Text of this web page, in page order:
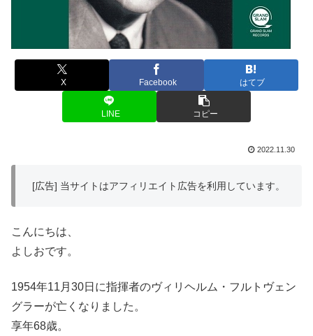
X Facebook はてブ
LINE コピー
2022.11.30
[広告] 当サイトはアフィリエイト広告を利用しています。
こんにちは、
よしおです。
1954年11月30日に指揮者のヴィリヘルム・フルトヴェン
グラーが亡くなりました。
享年68歳。